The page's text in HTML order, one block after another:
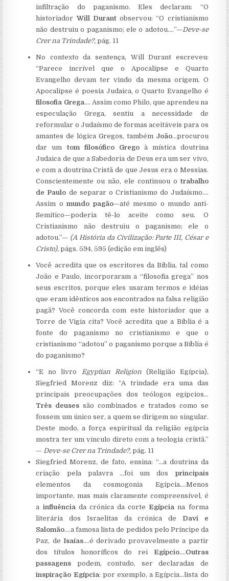
infiltração do paganismo. Eles declaram: “O
historiador Will Durantobservou: “O cristianismo
não destruiu o paganismo; ele o adotou.…”—Deve-se
Crer na Trindade?, pág. 11
No contexto da sentença, Will Durant escreveu:
“Parece incrível que o Apocalipse e Quarto
Evangelho devam ter vindo da mesma origem. O
Apocalipse é poesia Judaica, o Quarto Evangelho é
filosofia Grega.… Assim como Philo, que aprendeu na
especulação Grega, sentiu a necessidade de
reformular o Judaísmo de formas aceitáveis para os
amantes de lógica Gregos, também João…procurou
dar um tom filosófico Grego à mística doutrina
Judaica de que a Sabedoria de Deus era um ser vivo,
e com a doutrina Cristã de que Jesus era o Messias.
Conscientemente ou não, ele continuou otrabalho
de Paulo de separar o Cristianismo do Judaísmo.…
Assim omundo pagão—até mesmo o mundo anti-
Semítico—poderia tê-lo aceite como seu. O
Cristianismo não destruiu o paganismo; ele o
adotou.”— (A História da Civilização: Parte III, César e
Cristo), págs. 594, 595 (edição em inglês)
Você acredita que os escritores da Bíblia, tal como
João e Paulo, incorporaram a “filosofia grega” nos
seus escritos, porque eles usaram termos e idéias
que eram idênticos aos encontrados na falsa religião
pagã? Você concorda com este historiador que a
Torre de Vigia cita? Você acredita que a Bíblia é a
fonte do paganismo no cristianismo e que o
cristianismo “adotou” o paganismo porque a Bíblia é
do paganismo?
“E no livro Egyptian Religion(Religião Egípcia),
Siegfried Morenz diz: “A trindade era uma das
principais preocupações dos teólogos egípcios…
Três deuses são combinados e tratados como se
fossem um único ser, a quem se dirigem no singular.
Deste modo, a força espiritual da religião egípcia
mostra ter um vínculo direto com a teologia cristã.”
— Deve-se Crer na Trindade?, pág. 11
Siegfried Morenz, de fato, ensina: “…a doutrina da
criação pela palavra …foi um dos principais
elementos da cosmogonia Egípcia.…Menos
importante, mas mais claramente compreensível, é
a influênciada crónica da corteEgípcia na forma
literária dos Israelitas da crónica de Davi e
Salomão.…a famosa lista de pedidos pelo Príncipe da
Paz, de Isaías.…é derivado provavelmente a partir
dos títulos honoríficos do rei Egípcio.…Outras
passagens podem, contudo, ser declaradas de
inspiração Egípcia: por exemplo, a Egípcia…lista do